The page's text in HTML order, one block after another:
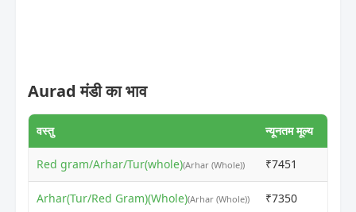
Aurad मंडी का भाव
वस्तु न्यूनतम मूल्य
Red gram/Arhar/Tur(whole)(Arhar (Whole)) ₹7451
Arhar(Tur/Red Gram)(Whole)(Arhar (Whole)) ₹7350